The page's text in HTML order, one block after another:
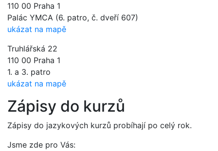
110 00 Praha 1
Palác YMCA (6. patro, č. dveří 607)
ukázat na mapě
Truhlářská 22
110 00 Praha 1
1. a 3. patro
ukázat na mapě
Zápisy do kurzů
Zápisy do jazykových kurzů probíhají po celý rok.
Jsme zde pro Vás: